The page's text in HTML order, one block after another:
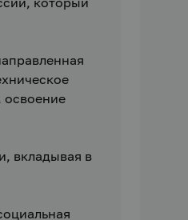
освоение
вкладывая в